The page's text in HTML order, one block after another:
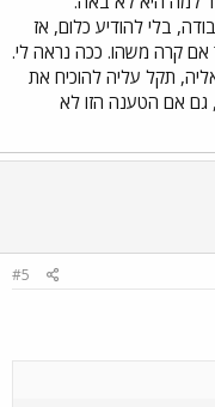
בלי להודיע כלום, אז
אם קרה משהו. ככה נראה לי.
תקל עליה להוכיח את
אם הטענה הזו לא
#5